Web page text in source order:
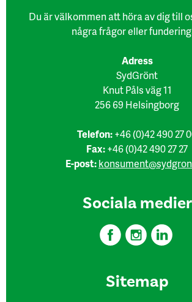
Du är välkommen att höra av dig till
några frågor eller
Adress
SydGrönt
Knut Påls väg 11
256 69 Helsingborg
Telefon:+46 (0)42 490 27
Fax:+46 (0)42 490 27 27
E-post:
Sociala medier
Sitemap